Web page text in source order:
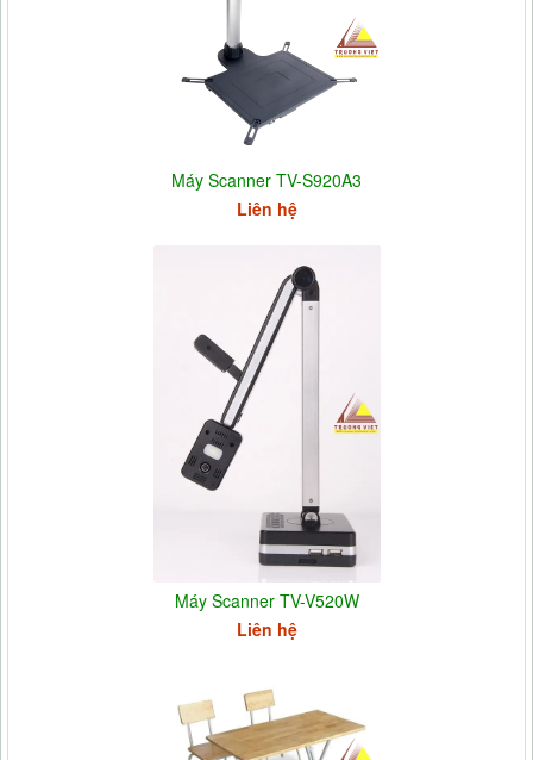
Máy Scanner TV-S920A3
Liên hệ
Máy Scanner TV-V520W
Liên hệ